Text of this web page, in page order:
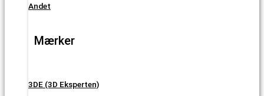
Andet
Mærker
3DE (3D Eksperten)